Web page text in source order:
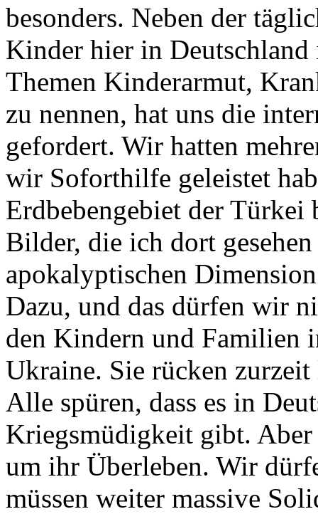
besonders. Neben der
Kinder hier in
Themen Kinderarmut,
zu nennen, hat uns die
gefordert. Wir hatten
wir Soforthilfe geleistet
Erdbebengebiet der
Bilder, die ich dort
apokalyptischen
Dazu, und das dürfen wir
den Kindern und Familien
Ukraine. Sie rücken
Alle spüren, dass es in
Kriegsmüdigkeit gibt. Aber
um ihr Überleben. Wir
müssen weiter massive